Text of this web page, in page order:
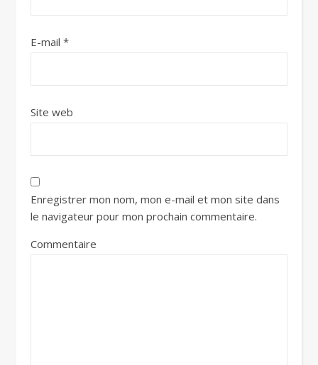
E-mail *
Site web
Enregistrer mon nom, mon e-mail et mon site dans
le navigateur pour mon prochain commentaire.
Commentaire